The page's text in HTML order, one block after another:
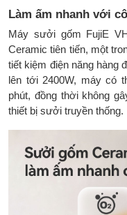
Làm ấm nhanh với
Máy sưởi gốm FujiE
Ceramic tiên tiến, một
tiết kiệm điện năng hàng
lên tới 2400W, máy có
phút, đồng thời không
thiết bị sưởi truyền thống.
Thương hiệu:
Sản xuất tại:
Bảo hành: